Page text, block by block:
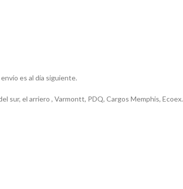
es al día siguiente.
sur, el arriero , Varmontt, PDQ, Cargos Memphis, Ecoex.